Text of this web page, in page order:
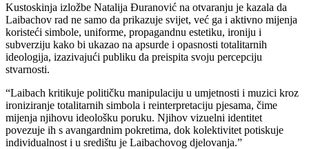
Kustoskinja izložbe Natalija Đuranović na otvaranju je kazala da
Laibachov rad ne samo da prikazuje svijet, već ga i aktivno mijenja
koristeći simbole, uniforme, propagandnu estetiku, ironiju i
subverziju kako bi ukazao na apsurde i opasnosti totalitarnih
ideologija, izazivajući publiku da preispita svoju percepciju
stvarnosti.
“Laibach kritikuje političku manipulaciju u umjetnosti i muzici kroz
ironiziranje totalitarnih simbola i reinterpretaciju pjesama, čime
mijenja njihovu ideološku poruku. Njihov vizuelni identitet
povezuje ih s avangardnim pokretima, dok kolektivitet potiskuje
individualnost i u središtu je Laibachovog djelovanja.”